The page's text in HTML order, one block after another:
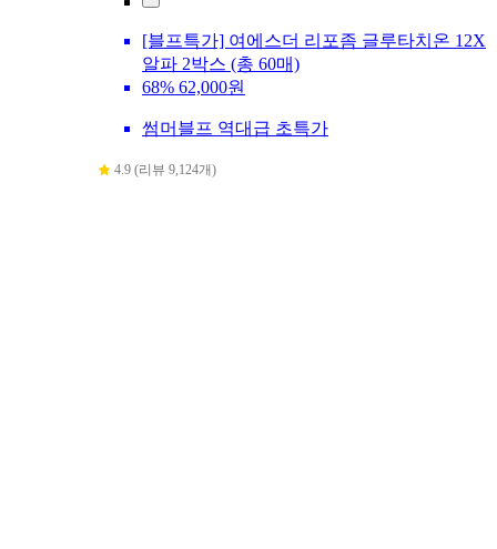
[블프특가] 여에스더 리포좀 글루타치온 12X
알파 2박스 (총 60매)
68% 62,000원
썸머블프 역대급 초특가
4.9 (리뷰 9,124개)